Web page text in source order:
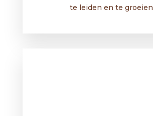
te leiden en te groeien